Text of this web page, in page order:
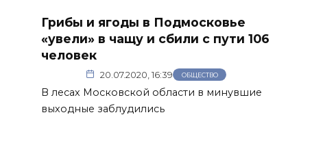
Грибы и ягоды в Подмосковье
«увели» в чащу и сбили с пути 106
человек
20.07.2020, 16:39 ОБЩЕСТВО
В лесах Московской области в минувшие
выходные заблудились